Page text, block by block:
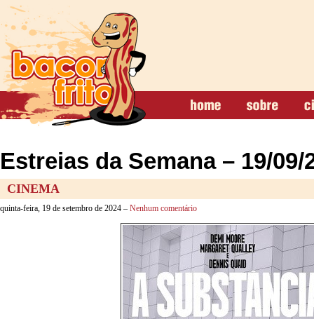
Estreias da Semana – 19/09/
CINEMA
quinta-feira, 19 de setembro de 2024 – Nenhum comentário